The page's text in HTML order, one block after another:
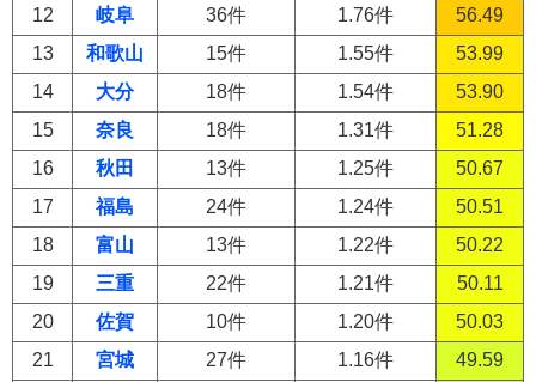
12
岐阜 36件 1.76件
56.49
13
和歌山 15件 1.55件
53.99
14
大分 18件 1.54件
53.90
15
奈良 18件 1.31件
51.28
16
秋田 13件 1.25件
50.67
17
福島 24件 1.24件
50.51
18
富山 13件 1.22件
50.22
19
三重 22件 1.21件
50.11
20
佐賀 10件 1.20件
50.03
21
宮城 27件 1.16件
49.59